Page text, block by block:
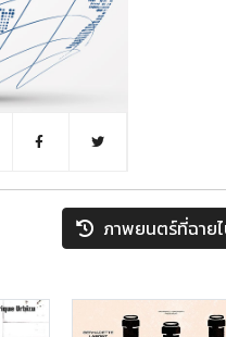
ภาพยนตร์ที่ฉาย